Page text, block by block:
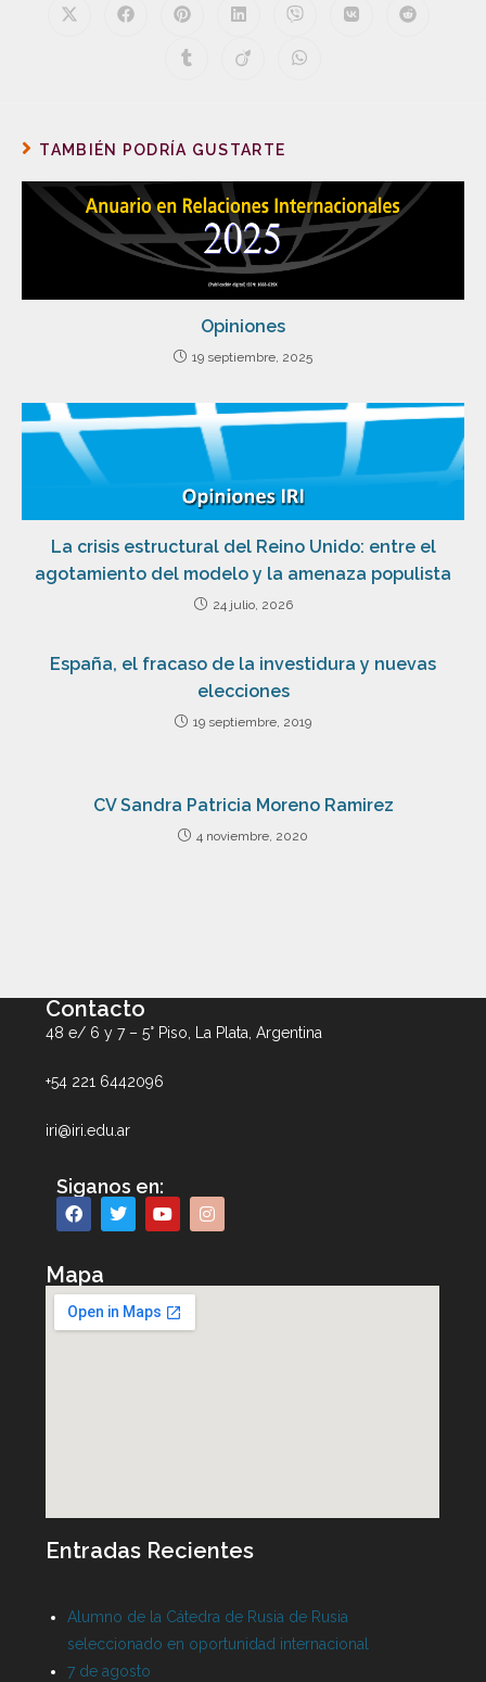
TAMBIÉN PODRÍA GUSTARTE
Opiniones
19 septiembre, 2025
La crisis estructural del Reino Unido: entre el
agotamiento del modelo y la amenaza populista
24 julio, 2026
España, el fracaso de la investidura y nuevas
elecciones
19 septiembre, 2019
CV Sandra Patricia Moreno Ramirez
4 noviembre, 2020
Contacto
48 e/ 6 y 7 – 5° Piso, La Plata, Argentina
+54 221 6442096
iri@iri.edu.ar
Siganos en:
Mapa
Entradas Recientes
Alumno de la Cátedra de Rusia de Rusia
seleccionado en oportunidad internacional
7 de agosto